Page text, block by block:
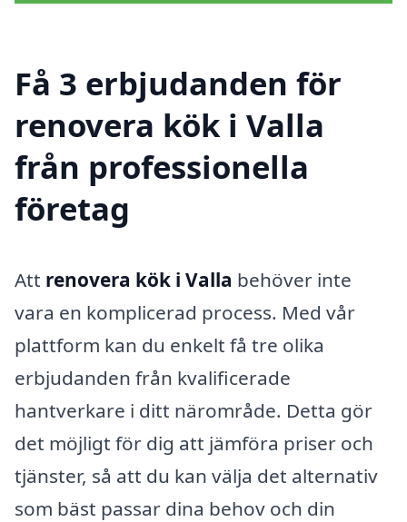
Få 3 erbjudanden för
renovera kök i Valla
från professionella
företag
Att renovera kök i Valla behöver inte
vara en komplicerad process. Med vår
plattform kan du enkelt få tre olika
erbjudanden från kvalificerade
hantverkare i ditt närområde. Detta gör
det möjligt för dig att jämföra priser och
tjänster, så att du kan välja det alternativ
som bäst passar dina behov och din